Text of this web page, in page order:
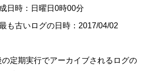
日時：日曜日0時00分
も古いログの日時：2017/04/02
定期実行でアーカイブされるログの